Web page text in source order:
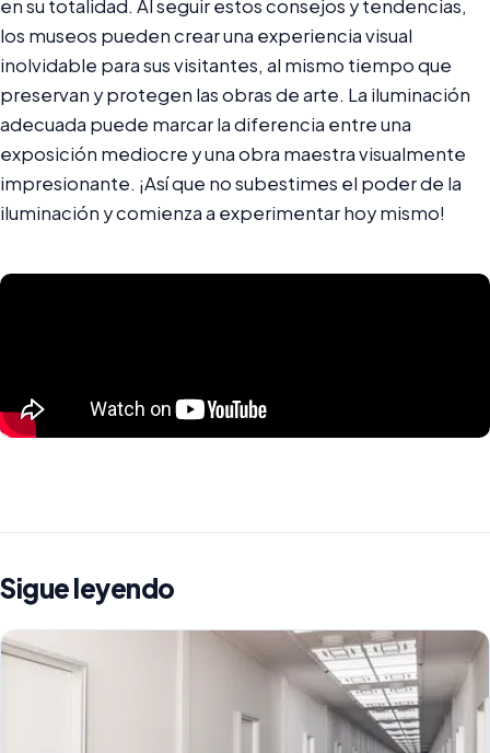
en su totalidad. Al seguir estos consejos y tendencias,
los museos pueden crear una experiencia visual
inolvidable para sus visitantes, al mismo tiempo que
preservan y protegen las obras de arte. La iluminación
adecuada puede marcar la diferencia entre una
exposición mediocre y una obra maestra visualmente
impresionante. ¡Así que no subestimes el poder de la
iluminación y comienza a experimentar hoy mismo!
Sigue leyendo